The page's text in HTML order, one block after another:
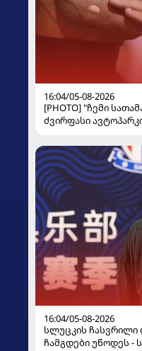
16:04/05-08-2026
[PHOTO] "ჩემი
ძვირფასი
16:04/05-08-2026
სლუცკის ჩასვრილი
ჩამგდები უწოდეს -